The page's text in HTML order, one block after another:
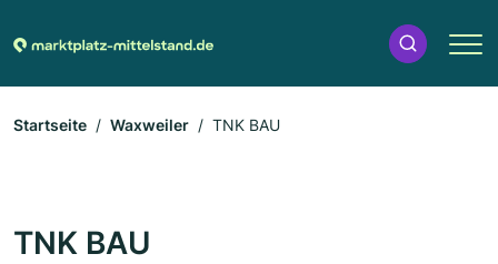
Startseite Waxweiler TNK BAU
TNK BAU